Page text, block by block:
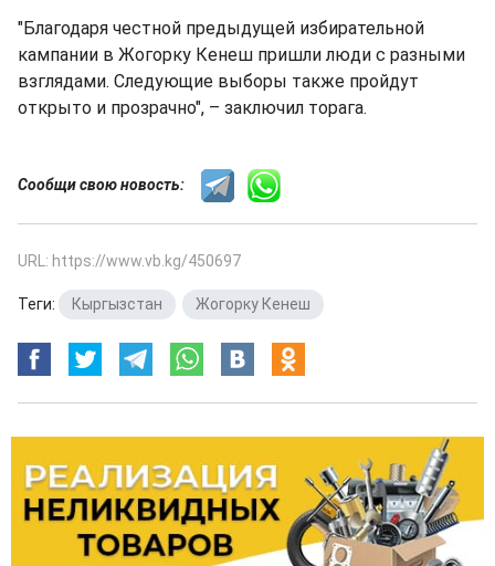
"Благодаря честной предыдущей избирательной
кампании в Жогорку Кенеш пришли люди с разными
взглядами. Следующие выборы также пройдут
открыто и прозрачно", – заключил торага.
Сообщи свою новость:
URL: https://www.vb.kg/450697
Теги: Кыргызстан Жогорку Кенеш